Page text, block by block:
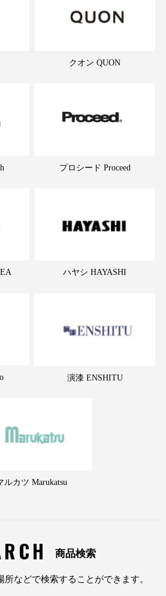
クオン QUON
プロシード Proceed
ハヤシ HAYASHI
演漆 ENSHITU
ルカツ Marukatsu
商品検索
などで検索することができます。